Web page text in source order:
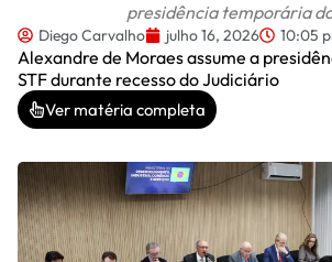
presidência temporária
Diego Carvalho julho 16, 2026 10:05
Alexandre de Moraes assume a
STF durante recesso do Judiciário
Ver matéria completa